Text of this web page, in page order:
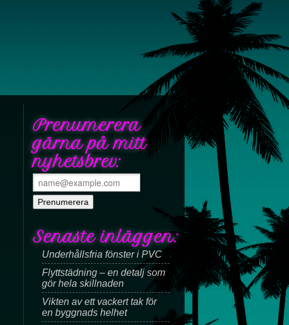
Prenumerera
gärna på mitt
nyhetsbrev:
Senaste inläggen:
Underhållsfria fönster i PVC
Flyttstädning – en detalj som
gör hela skillnaden
Vikten av ett vackert tak för
en byggnads helhet